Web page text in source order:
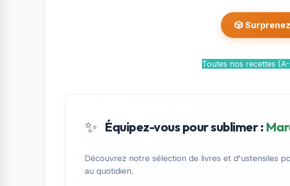
🎲
Toutes nos recettes
✨ Équipez-vous pour sublimer :
Découvrez notre sélection de livres et d'ustensiles
au quotidien.